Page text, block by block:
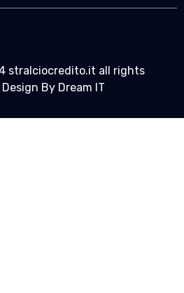
stralciocredito.it all rights
By Dream IT